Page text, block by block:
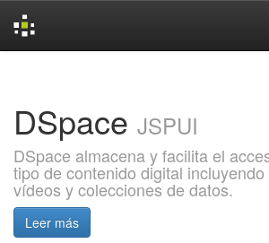
DSpace JSPUI
DSpace almacena y facilita el
tipo de contenido digital
vídeos y colecciones de datos.
Leer más